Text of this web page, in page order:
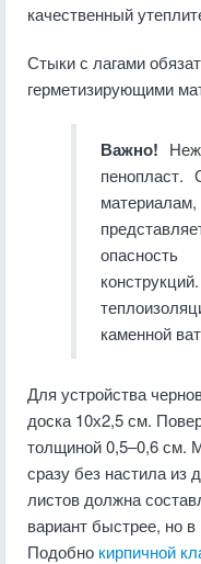
качественный
Стыки с лагами
герметизирующими
Важно!
пенопласт.
каменной
Для устройства
доска 10х2,5 см.
толщиной 0,5–0,6 см.
сразу без настила из
листов должна
вариант быстрее, но
Подобно кирпичной